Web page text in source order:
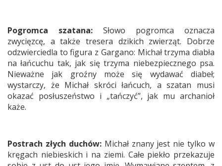
Pogromca szatana: Słowo pogromca oznacza
zwycięzcę, a także tresera dzikich zwierząt. Dobrze
odzwierciedla to figura z Gargano: Michał trzyma diabła
na łańcuchu tak, jak się trzyma niebezpiecznego psa.
Nieważne jak groźny może się wydawać diabeł;
wystarczy, że Michał skróci łańcuch, a szatan musi
okazać posłuszeństwo i „tańczyć”, jak mu archanioł
każe.
Postrach złych duchów:Michał znany jest nie tylko w
kręgach niebieskich i na ziemi. Całe piekło przekazuje